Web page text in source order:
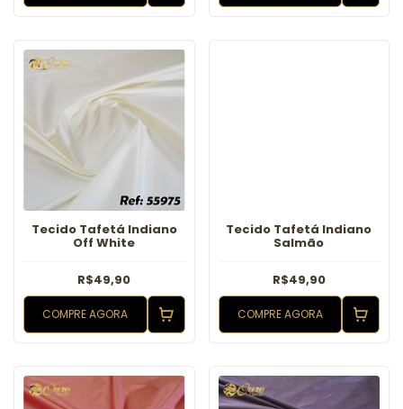
Tecido Tafetá Indiano
Off White
R$49,90
COMPRE AGORA
Tecido Tafetá Indiano
Salmão
R$49,90
COMPRE AGORA